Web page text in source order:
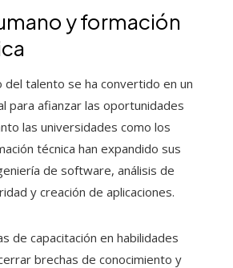
y formación
del talento se ha convertido en un
para afianzar las oportunidades
las universidades como los
técnica han expandido sus
de software, análisis de
y creación de aplicaciones.
de capacitación en habilidades
brechas de conocimiento y